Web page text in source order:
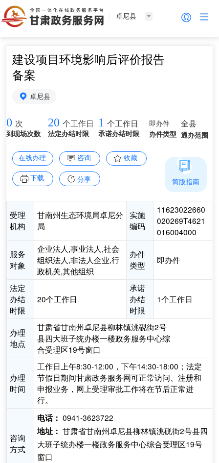
卓尼县
建设项目环境影响后评价报告
备案
卓尼县
0 次
到现场次数
20 个工作日
法定办结时限
1 个工作日
承诺办结时限
即办件
办件类型
全县
通办范围
在线办理 咨询 收藏
下载 分享
受理
机构
甘南州生态环境局卓尼分
局
实施
编码
11623022660
020269T4621
016004000
服务
对象
企业法人,事业法人,社会
组织法人,非法人企业,行
政机关,其他组织
办件
类型
即办件
法定
办结
时限
20个工作日
承诺
办结
时限
1个工作日
办理
地点
甘肃省甘南州卓尼县柳林镇洮砚街2号
县四大班子统办楼一楼政务服务中心综
合受理区19号窗口
办理
时间
工作日上午8:30-12:00，下午14:30-18:00；法定
节假日期间甘肃政务服务网可正常访问、注册和
申报业务，网上受理审批工作将在节后正常进
行。
咨询
方式
电话： 0941-3623722
地址： 甘肃省甘南州卓尼县柳林镇洮砚街2号县四
大班子统办楼一楼政务服务中心综合受理区19号
窗口
简版指南